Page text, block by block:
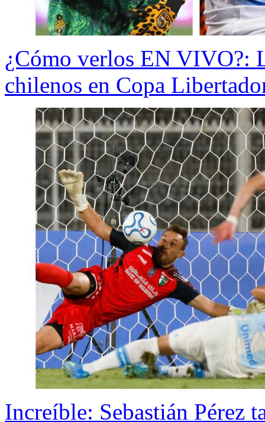
¿Cómo verlos EN VIVO?:
chilenos en Copa
Increíble: Sebastián Pérez